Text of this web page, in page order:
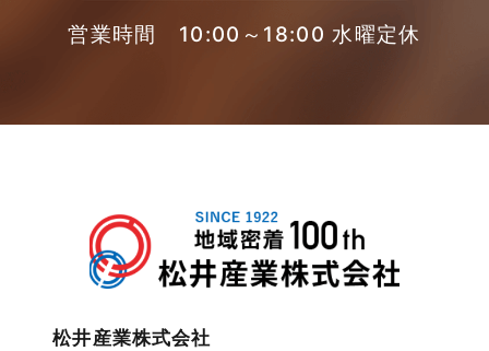
東武スカイツリーライン
注文住宅施工事例
物件検索
2023年3月
2022年11月
営業時間 10:00～18:00 水曜定休
松井産業株式会社